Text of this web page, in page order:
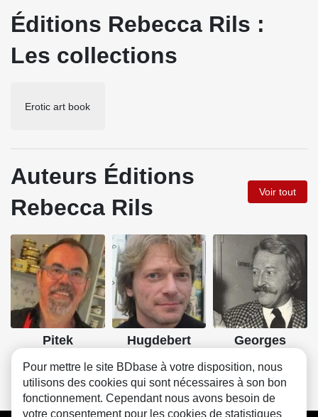
Éditions Rebecca Rils :
Les collections
Erotic art book
Auteurs Éditions
Rebecca Rils
Voir tout
Pitek Hugdebert
Georges
Pour mettre le site BDbase à votre disposition, nous
utilisons des cookies qui sont nécessaires à son bon
fonctionnement. Cependant nous avons besoin de
votre consentement pour les cookies de statistiques